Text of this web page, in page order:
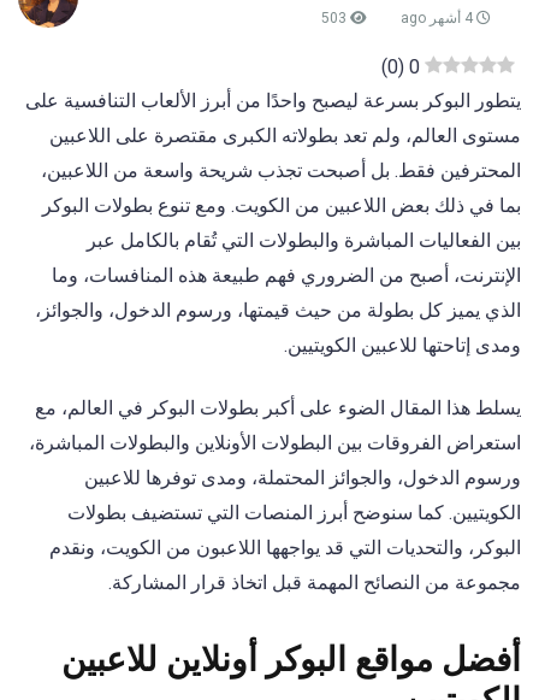
0
(
0
)
يتطور البوكر بسرعة ليصبح واحدًا من أبرز الألعاب التنافسية على
مستوى العالم، ولم تعد بطولاته الكبرى مقتصرة على اللاعبين
المحترفين فقط. بل أصبحت تجذب شريحة واسعة من اللاعبين،
بما في ذلك بعض اللاعبين من الكويت. ومع تنوع بطولات البوكر
بين الفعاليات المباشرة والبطولات التي تُقام بالكامل عبر
الإنترنت، أصبح من الضروري فهم طبيعة هذه المنافسات، وما
الذي يميز كل بطولة من حيث قيمتها، ورسوم الدخول، والجوائز،
ومدى إتاحتها للاعبين الكويتيين.
يسلط هذا المقال الضوء على أكبر بطولات البوكر في العالم، مع
استعراض الفروقات بين البطولات الأونلاين والبطولات المباشرة،
ورسوم الدخول، والجوائز المحتملة، ومدى توفرها للاعبين
الكويتيين. كما سنوضح أبرز المنصات التي تستضيف بطولات
البوكر، والتحديات التي قد يواجهها اللاعبون من الكويت، ونقدم
مجموعة من النصائح المهمة قبل اتخاذ قرار المشاركة.
أفضل مواقع البوكر أونلاين للاعبين